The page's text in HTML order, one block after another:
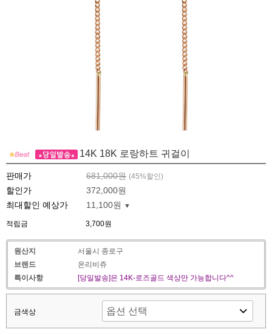
14K 18K 로랑하트 귀걸이
판매가 681,000원 (45%할인)
할인가
372,000원
최대할인 예상가
11,100원
적립금 3,700원
원산지
서울시 종로구
브랜드
온리비쥬
특이사항
[당일발송]은 14K-로즈골드 색상만 가능합니다^^
금색상